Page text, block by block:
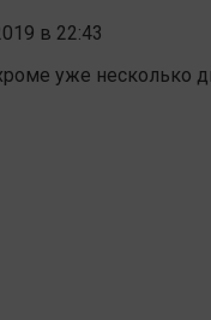
в 22:43
уже несколько